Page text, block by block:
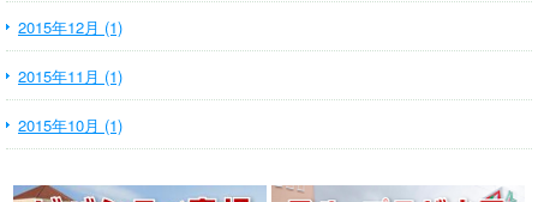
2015年12月 (1)
2015年11月 (1)
2015年10月 (1)